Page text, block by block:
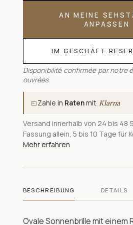
AN MEINE
ANPASSEN
IM GESCHÄFT
Disponibilité confirmée par notre
ouvrées
Zahle in Ratenmit Klarna
Versand innerhalb von 24 bis 48
Fassung allein, 5 bis 10 Tage für
Mehr erfahren
BESCHREIBUNG DETAILS
Ovale Sonnenbrille mit einem